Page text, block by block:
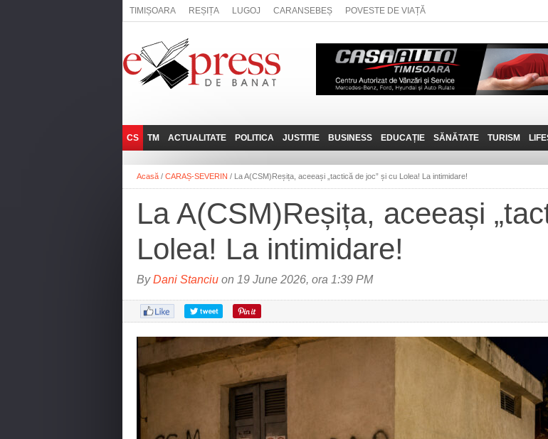
TIMIȘOARA REȘIȚA LUGOJ CARANSEBEȘ POVESTE DE VIAȚĂ
CS
REȘIȚA
CARANSEBEȘ
ANINA
BĂILE HERCULANE
BOCŞA
ORAVIȚA
OȚELU ROŞU
TM
LUGOJ
TIMIȘOARA
ACTUALITATE
ADMINISTRATIE
NAȚIONAL
SOCIAL
UTILE
POLITICA
EXPRESSLIVE
INTERVIURILE
JUSTITIE BUSINESS
JOB-URI
TEHNIT
EDUCAȚIE SĂNĂTATE TURISM
PRIN MUNȚII
Acasă / CARAȘ-SEVERIN / La A(CSM)Reșița, aceeași „tactică de joc” și cu Lolea! La intimidare!
La A(CSM)Reșița, aceeași
Lolea! La intimidare!
ByDani Stanciu on 19 June 2026, ora 1:39 PM